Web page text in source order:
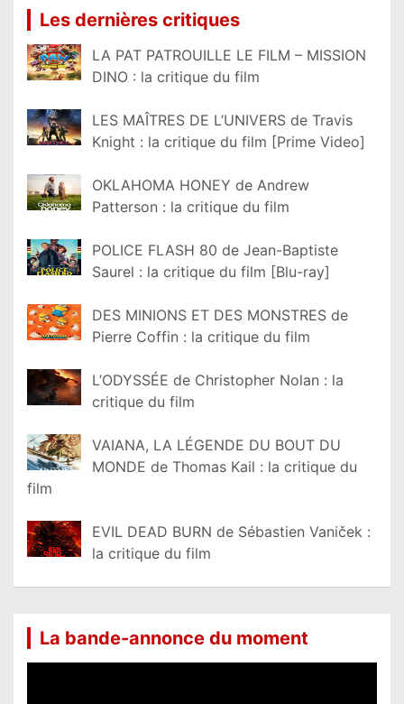
Les dernières critiques
LA PAT PATROUILLE LE FILM – MISSION
DINO : la critique du film
LES MAÎTRES DE L’UNIVERS de Travis
Knight : la critique du film [Prime Video]
OKLAHOMA HONEY de Andrew
Patterson : la critique du film
POLICE FLASH 80 de Jean-Baptiste
Saurel : la critique du film [Blu-ray]
DES MINIONS ET DES MONSTRES de
Pierre Coffin : la critique du film
L’ODYSSÉE de Christopher Nolan : la
critique du film
VAIANA, LA LÉGENDE DU BOUT DU
MONDE de Thomas Kail : la critique du
film
EVIL DEAD BURN de Sébastien Vaniček :
la critique du film
La bande-annonce du moment